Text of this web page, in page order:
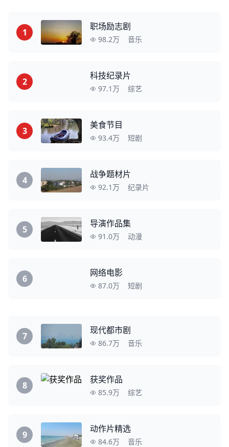
1
职场励志剧
98.2万 音乐
2
科技纪录片
97.1万 综艺
3
美食节目
93.4万 短剧
4
战争题材片
92.1万 纪录片
5
导演作品集
91.0万 动漫
6
网络电影
87.0万 短剧
7
现代都市剧
86.7万 音乐
8
获奖作品
85.9万 综艺
9
动作片精选
84.6万 音乐